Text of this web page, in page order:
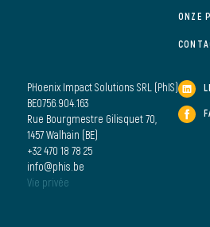
ONZE
PHoenix Impact Solutions SRL (PhIS)
BE0756.904.163
Rue Bourgmestre Gilisquet 70,
1457 Walhain (BE)
+32 470 18 78 25
info@phis.be
Vie privée